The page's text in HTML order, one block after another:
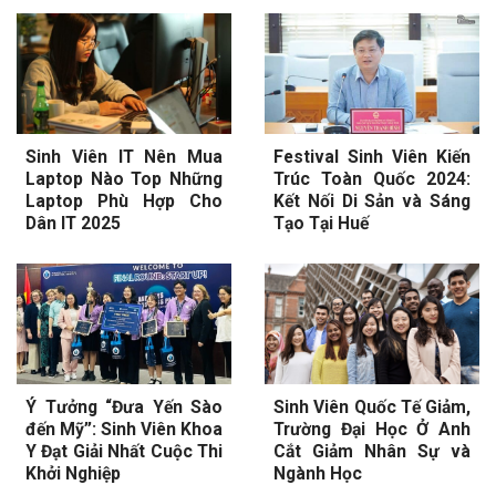
Sinh Viên IT Nên Mua
Laptop Nào Top Những
Laptop Phù Hợp Cho
Dân IT 2025
Festival Sinh Viên Kiến
Trúc Toàn Quốc 2024:
Kết Nối Di Sản và Sáng
Tạo Tại Huế
Ý Tưởng “Đưa Yến Sào
đến Mỹ”: Sinh Viên Khoa
Y Đạt Giải Nhất Cuộc Thi
Khởi Nghiệp
Sinh Viên Quốc Tế Giảm,
Trường Đại Học Ở Anh
Cắt Giảm Nhân Sự và
Ngành Học